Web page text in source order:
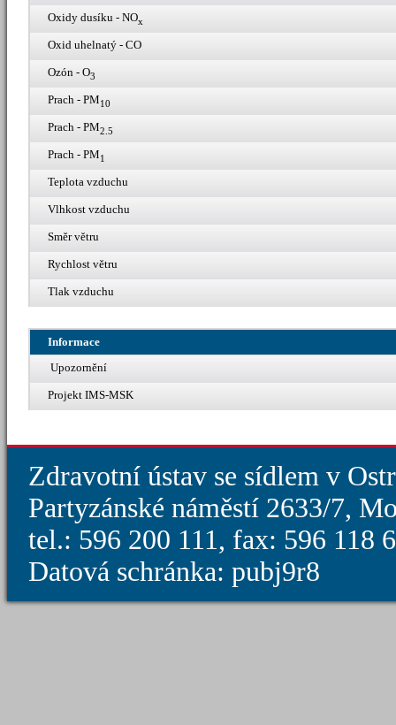
Oxidy dusíku - NOx
Oxid uhelnatý - CO
Ozón - O3
Prach - PM10
Prach - PM2.5
Prach - PM1
Teplota vzduchu
Vlhkost vzduchu
Směr větru
Rychlost větru
Tlak vzduchu
Informace
Upozornění
Projekt IMS-MSK
Zdravotní ústav se sídlem v
Partyzánské náměstí 2633/7,
tel.: 596 200 111, fax: 596 118
Datová schránka: pubj9r8